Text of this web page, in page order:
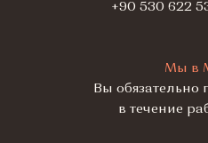
+90 530 622
Мы в
Вы обязательно
в течение